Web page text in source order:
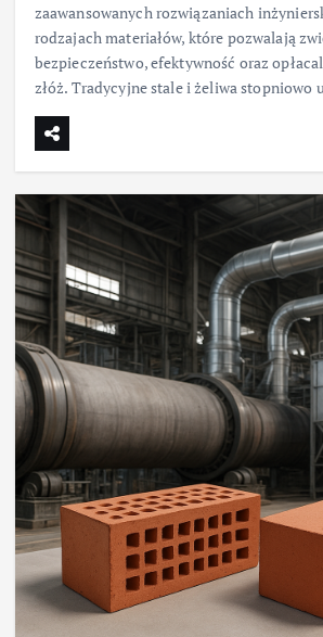
zaawansowanych rozwiązaniach
rodzajach materiałów, które pozwalają
bezpieczeństwo, efektywność oraz
złóż. Tradycyjne stale i żeliwa stopniowo